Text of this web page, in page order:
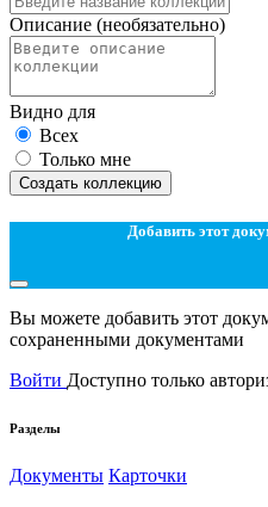
Описание (необязательно)
Видно для
Всех
Только мне
Создать коллекцию
Добавить этот
Вы можете добавить этот
сохраненными документами
Войти Доступно только
Разделы
Документы Карточки